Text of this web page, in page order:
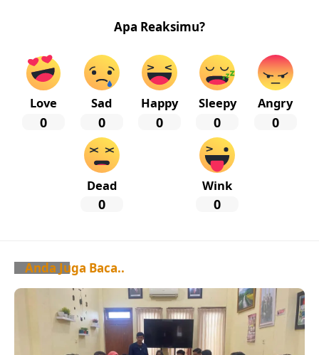
Apa Reaksimu?
Love
0
Sad
0
Happy
0
Sleepy
0
Angry
0
Dead
0
Wink
0
Anda Juga Baca..